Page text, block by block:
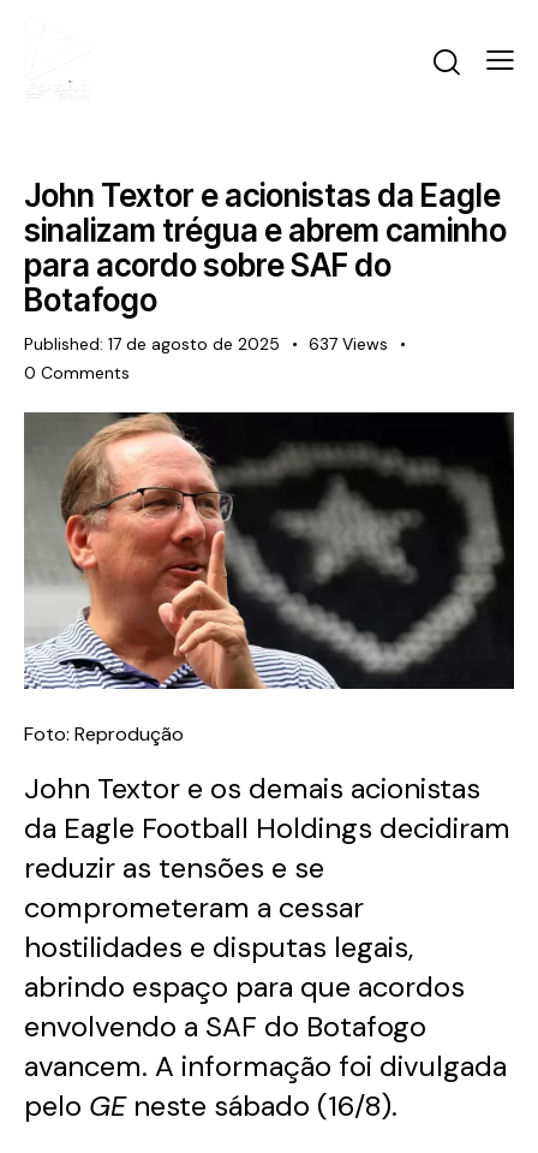
John Textor e acionistas da Eagle
sinalizam trégua e abrem caminho
para acordo sobre SAF do
Botafogo
Published: 17 de agosto de 2025 637 Views
0 Comments
Foto: Reprodução
John Textor e os demais acionistas
da Eagle Football Holdings decidiram
reduzir as tensões e se
comprometeram a cessar
hostilidades e disputas legais,
abrindo espaço para que acordos
envolvendo a SAF do Botafogo
avancem. A informação foi divulgada
pelo GEneste sábado (16/8).